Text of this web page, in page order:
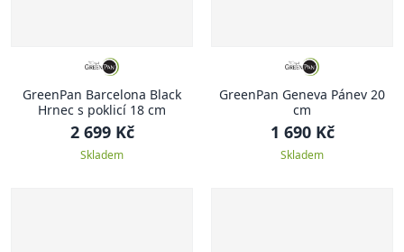
GreenPan Barcelona Black
Hrnec s poklicí 18 cm
2 699 Kč
Skladem
GreenPan Geneva Pánev 20
cm
1 690 Kč
Skladem